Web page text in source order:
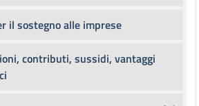
il sostegno alle imprese
contributi, sussidi, vantaggi